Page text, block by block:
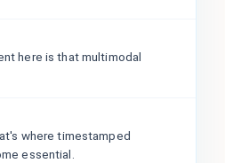
here is that multimodal
where timestamped
essential.